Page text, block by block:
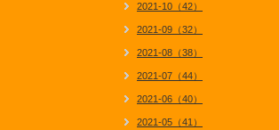
2021-10（42）
2021-09（32）
2021-08（38）
2021-07（44）
2021-06（40）
2021-05（41）